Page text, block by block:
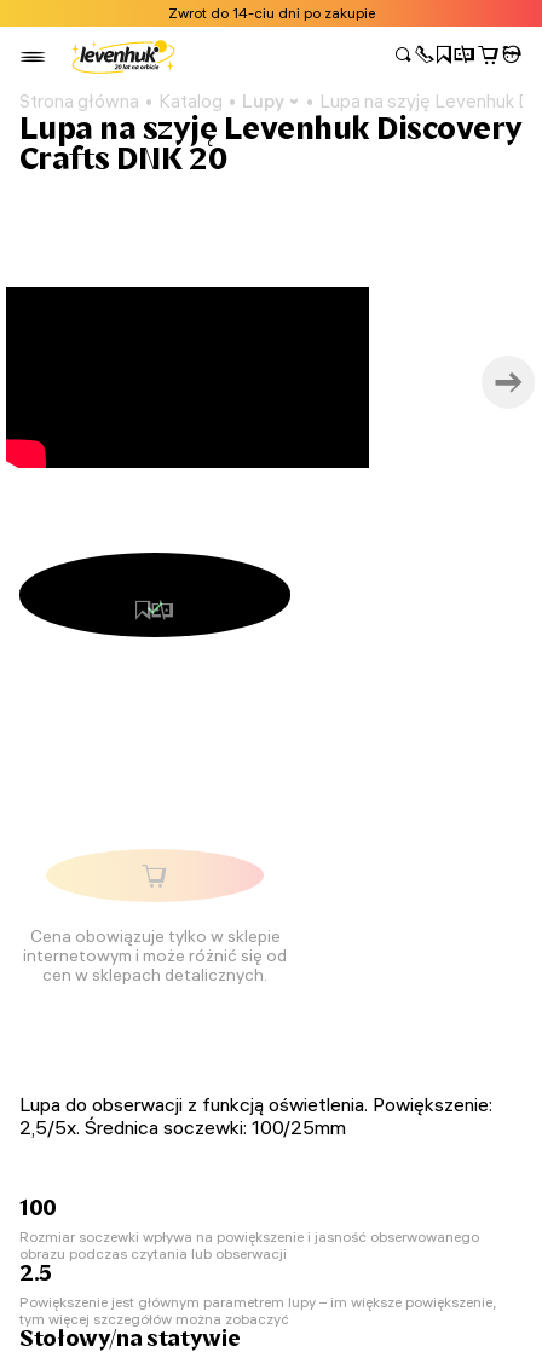
Zwrot do 14-ciu dni po zakupie
Strona główna Katalog Lupy Lupa na szyję Levenhuk
Lupa na szyję Levenhuk Discovery
Crafts DNK 20
Cena obowiązuje tylko w sklepie
internetowym i może różnić się od
cen w sklepach detalicznych.
Lupa do obserwacji z funkcją oświetlenia. Powiększenie:
2,5/5x. Średnica soczewki: 100/25mm
100
Rozmiar soczewki wpływa na powiększenie i jasność obserwowanego
obrazu podczas czytania lub obserwacji
2.5
Powiększenie jest głównym parametrem lupy – im większe powiększenie,
tym więcej szczegółów można zobaczyć
Stołowy/na statywie